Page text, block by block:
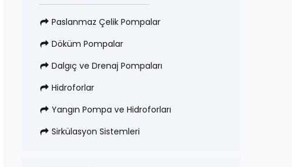
Paslanmaz Çelik Pompalar
Döküm Pompalar
Dalgıç ve Drenaj Pompaları
Hidroforlar
Yangın Pompa ve Hidroforları
Sirkülasyon Sistemleri